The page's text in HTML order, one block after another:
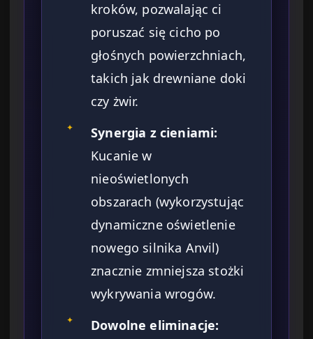
kroków, pozwalając ci
poruszać się cicho po
głośnych powierzchniach,
takich jak drewniane doki
czy żwir.
✦
Synergia z cieniami:
Kucanie w
nieoświetlonych
obszarach (wykorzystując
dynamiczne oświetlenie
nowego silnika Anvil)
znacznie zmniejsza stożki
wykrywania wrogów.
✦ Dowolne eliminacje: